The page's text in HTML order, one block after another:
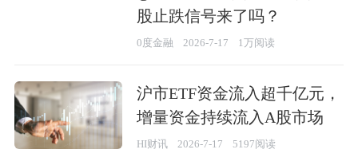
股止跌信号来了吗？
0度金融 2026-7-17 1万阅读
沪市ETF资金流入超千亿元，
增量资金持续流入A股市场
HI财讯 2026-7-17 5197阅读